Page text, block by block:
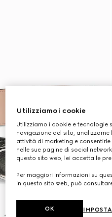
Utilizziamo i cookie
Utilizziamo i cookie e tecnologie
navigazione del sito,
attività di marketing e
nelle sue pagine di social
questo sito web, lei accetta le
Per maggiori informazioni su
in questo sito web, può
OK